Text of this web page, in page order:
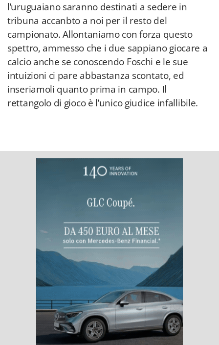
l’uruguaiano saranno destinati a sedere in
tribuna accanbto a noi per il resto del
campionato. Allontaniamo con forza questo
spettro, ammesso che i due sappiano giocare a
calcio anche se conoscendo Foschi e le sue
intuizioni ci pare abbastanza scontato, ed
inseriamoli quanto prima in campo. Il
rettangolo di gioco è l’unico giudice infallibile.